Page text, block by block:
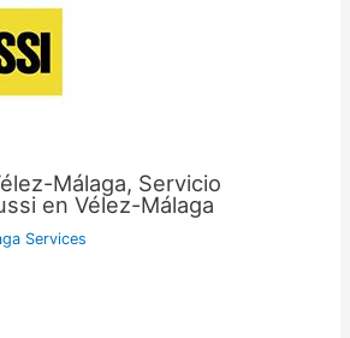
Málaga, Servicio
en Vélez-Málaga
Services